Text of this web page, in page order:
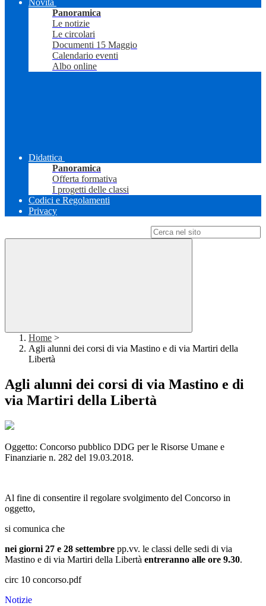
Novità
Panoramica
Le notizie
Le circolari
Documenti 15 Maggio
Calendario eventi
Albo online
Didattica
Panoramica
Offerta formativa
I progetti delle classi
Codici e Regolamenti
Privacy
Home >
Agli alunni dei corsi di via Mastino e di via Martiri della
Libertà
Agli alunni dei corsi di via Mastino e di
via Martiri della Libertà
Oggetto: Concorso pubblico DDG per le Risorse Umane e
Finanziarie n. 282 del 19.03.2018.
Al fine di consentire il regolare svolgimento del Concorso in
oggetto,
si comunica che
nei giorni 27 e 28 settembre pp.vv. le classi delle sedi di via
Mastino e di via Martiri della Libertà entreranno alle ore 9.30.
circ 10 concorso.pdf
Notizie